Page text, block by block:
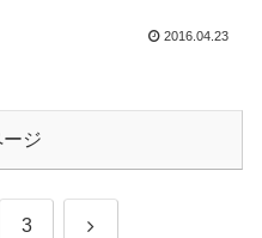
2016.04.23
ジ
3 次